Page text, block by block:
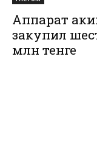
Аппарат
закупил
млн тенге